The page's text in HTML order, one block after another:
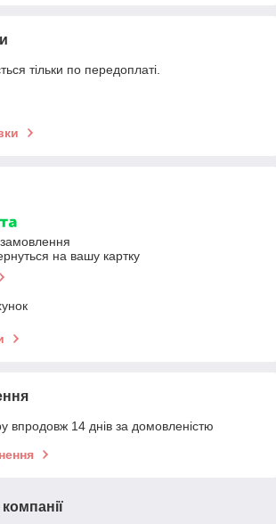
тільки по передоплаті.
на вашу картку
впродовж 14 днів за домовленістю